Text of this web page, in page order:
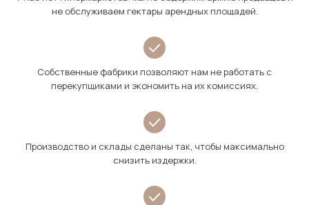
не обслуживаем гектары арендных площадей.
Собственные фабрики позволяют нам не работать с
перекупщиками и экономить на их комиссиях.
Производство и склады сделаны так, чтобы максимально
снизить издержки.